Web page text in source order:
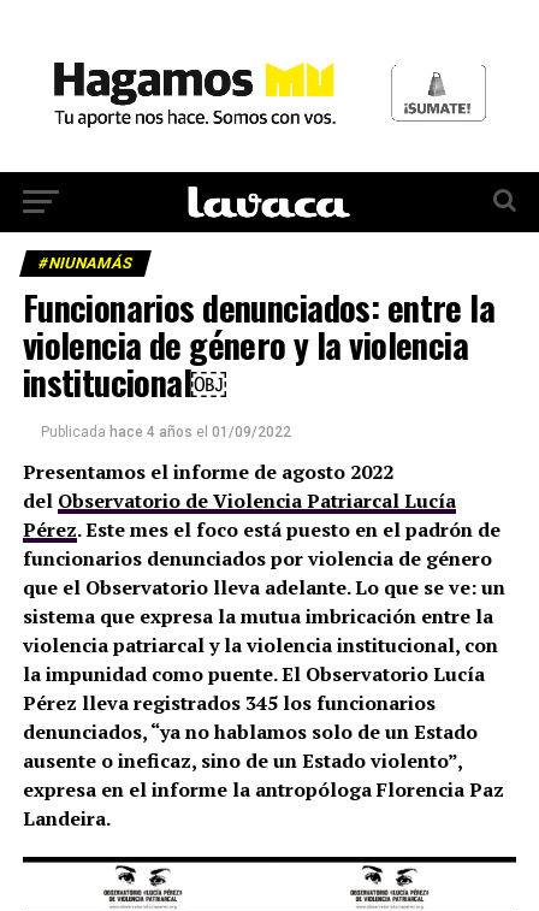
#NIUNAMÁS
Funcionarios denunciados: entre la
violencia de género y la violencia
institucional￼
Publicada hace 4 años el 01/09/2022
Presentamos el informe de agosto 2022
del Observatorio de Violencia Patriarcal Lucía
Pérez. Este mes el foco está puesto en el padrón de
funcionarios denunciados por violencia de género
que el Observatorio lleva adelante. Lo que se ve: un
sistema que expresa la mutua imbricación entre la
violencia patriarcal y la violencia institucional, con
la impunidad como puente. El Observatorio Lucía
Pérez lleva registrados 345 los funcionarios
denunciados, “ya no hablamos solo de un Estado
ausente o ineficaz, sino de un Estado violento”,
expresa en el informe la antropóloga Florencia Paz
Landeira.